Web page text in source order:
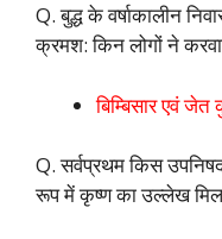
Q. बुद्ध के वर्षाकालीन
क्रमश: किन लोगों ने
बिम्बिसार एवं जेत
Q. सर्वप्रथम किस
रूप में कृष्ण का उल्लेख